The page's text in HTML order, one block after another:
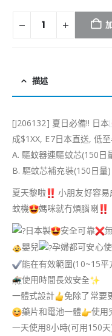
描述
[J206132] 夏日必備!! 日本
成$1XX, E7日本直送, 低
A. 驅蚊器連驅蚊芯(150日
B. 驅蚊芯補充裝(150日量
夏天黎啦
小朋友好容易
蚊機
媽咪就冇煩腦喇
日本製
安全可靠
嬰兒
孕婦都可安心
能在有效範圍(10~15平
使用時間長效安全
一體式設計
免除了常要
藥片和電池一體
使用
一天使用8小時(可用150